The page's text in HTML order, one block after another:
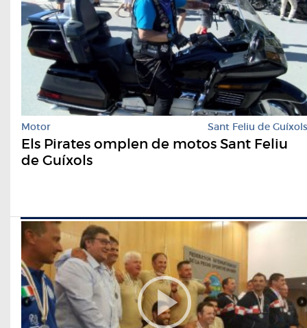
Motor Sant Feliu de Guíxols
Els Pirates omplen de motos Sant Feliu
de Guíxols